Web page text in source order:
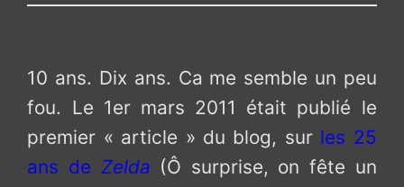
10 ans. Dix ans. Ca me semble un peu
fou. Le 1er mars 2011 était publié le
premier « article » du blog, sur les 25
ans de Zelda (Ô surprise, on fête un